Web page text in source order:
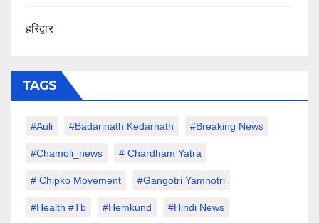
हरिद्वार
TAGS
#auli #Badarinath Kedarnath #Breaking News
#chamoli_news # Chardham Yatra
# Chipko Movement #Gangotri Yamnotri
#Health #tb #hemkund #hindi News